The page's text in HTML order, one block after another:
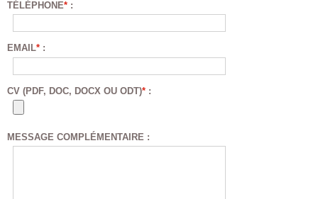
TÉLÉPHONE* :
EMAIL* :
CV (PDF, DOC, DOCX OU ODT)* :
MESSAGE COMPLÉMENTAIRE :